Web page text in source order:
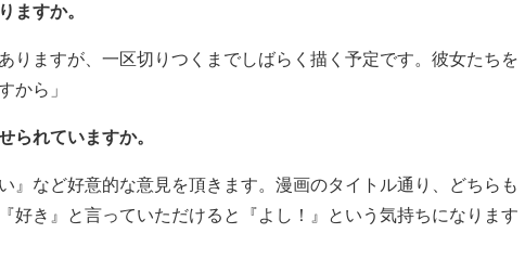
ますか。
りますが、一区切りつくまでしばらく描く予定です。彼女たちを
から」
られていますか。
』など好意的な意見を頂きます。漫画のタイトル通り、どちらも
好き』と言っていただけると『よし！』という気持ちになります